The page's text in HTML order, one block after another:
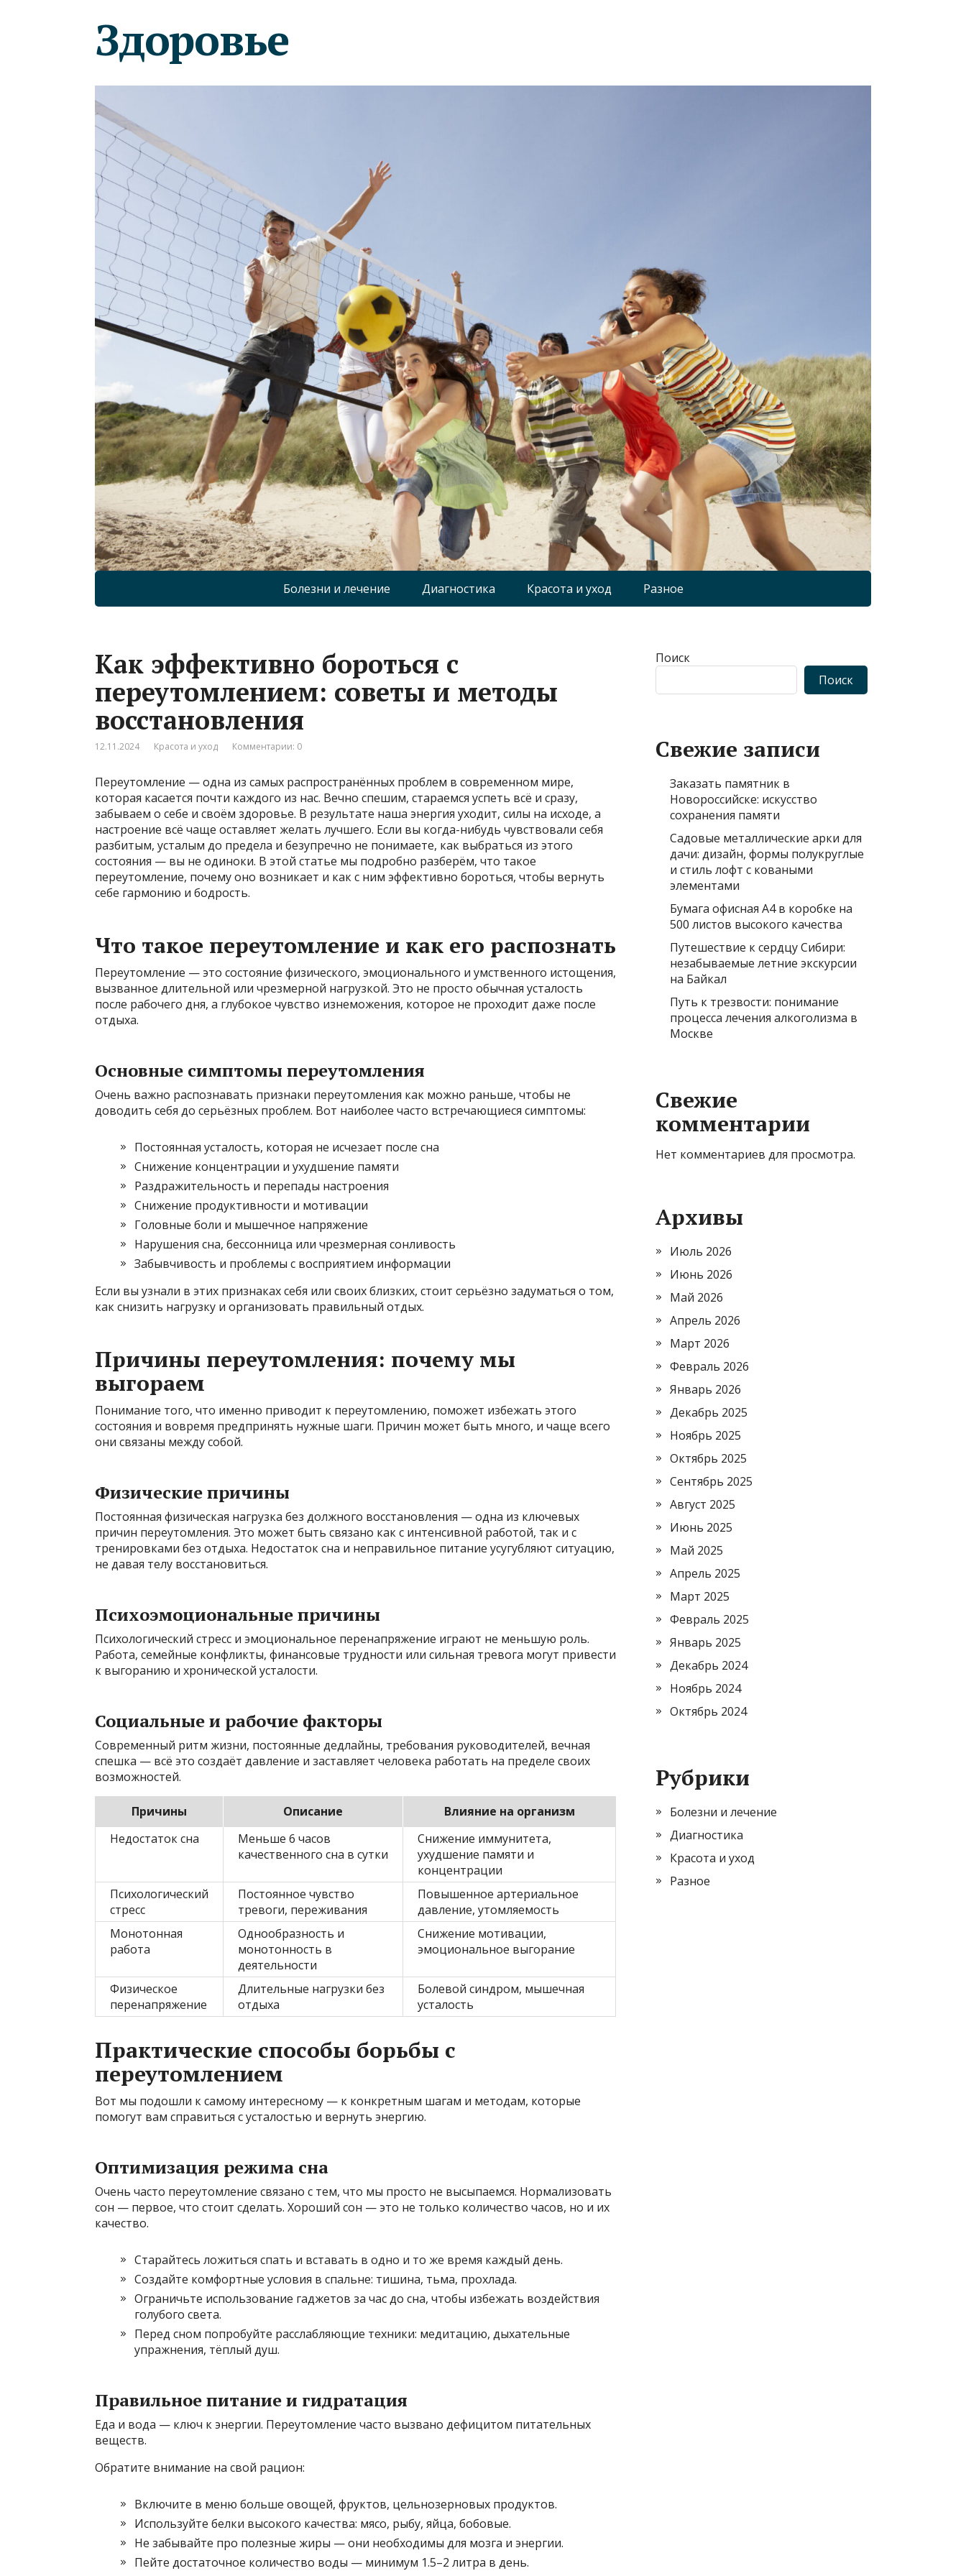
Здоровье
Болезни и лечение Диагностика Красота и уход Разное
Как эффективно бороться с
переутомлением: советы и методы
восстановления
12.11.2024 Красота и уход Комментарии: 0
Переутомление — одна из самых распространённых проблем в современном мире,
которая касается почти каждого из нас. Вечно спешим, стараемся успеть всё и сразу,
забываем о себе и своём здоровье. В результате наша энергия уходит, силы на исходе, а
настроение всё чаще оставляет желать лучшего. Если вы когда-нибудь чувствовали себя
разбитым, усталым до предела и безупречно не понимаете, как выбраться из этого
состояния — вы не одиноки. В этой статье мы подробно разберём, что такое
переутомление, почему оно возникает и как с ним эффективно бороться, чтобы вернуть
себе гармонию и бодрость.
Что такое переутомление и как его распознать
Переутомление — это состояние физического, эмоционального и умственного истощения,
вызванное длительной или чрезмерной нагрузкой. Это не просто обычная усталость
после рабочего дня, а глубокое чувство изнеможения, которое не проходит даже после
отдыха.
Основные симптомы переутомления
Очень важно распознавать признаки переутомления как можно раньше, чтобы не
доводить себя до серьёзных проблем. Вот наиболее часто встречающиеся симптомы:
Постоянная усталость, которая не исчезает после сна
Снижение концентрации и ухудшение памяти
Раздражительность и перепады настроения
Снижение продуктивности и мотивации
Головные боли и мышечное напряжение
Нарушения сна, бессонница или чрезмерная сонливость
Забывчивость и проблемы с восприятием информации
Если вы узнали в этих признаках себя или своих близких, стоит серьёзно задуматься о том,
как снизить нагрузку и организовать правильный отдых.
Причины переутомления: почему мы
выгораем
Понимание того, что именно приводит к переутомлению, поможет избежать этого
состояния и вовремя предпринять нужные шаги. Причин может быть много, и чаще всего
они связаны между собой.
Физические причины
Постоянная физическая нагрузка без должного восстановления — одна из ключевых
причин переутомления. Это может быть связано как с интенсивной работой, так и с
тренировками без отдыха. Недостаток сна и неправильное питание усугубляют ситуацию,
не давая телу восстановиться.
Психоэмоциональные причины
Психологический стресс и эмоциональное перенапряжение играют не меньшую роль.
Работа, семейные конфликты, финансовые трудности или сильная тревога могут привести
к выгоранию и хронической усталости.
Социальные и рабочие факторы
Современный ритм жизни, постоянные дедлайны, требования руководителей, вечная
спешка — всё это создаёт давление и заставляет человека работать на пределе своих
возможностей.
Причины Описание
Влияние на организм
Недостаток сна
Меньше 6 часов
качественного сна в сутки
Снижение иммунитета,
ухудшение памяти и
концентрации
Психологический
стресс
Постоянное чувство
тревоги, переживания
Повышенное артериальное
давление, утомляемость
Монотонная
работа
Однообразность и
монотонность в
деятельности
Снижение мотивации,
эмоциональное выгорание
Физическое
перенапряжение
Длительные нагрузки без
отдыха
Болевой синдром, мышечная
усталость
Практические способы борьбы с
переутомлением
Вот мы подошли к самому интересному — к конкретным шагам и методам, которые
помогут вам справиться с усталостью и вернуть энергию.
Оптимизация режима сна
Очень часто переутомление связано с тем, что мы просто не высыпаемся. Нормализовать
сон — первое, что стоит сделать. Хороший сон — это не только количество часов, но и их
качество.
Старайтесь ложиться спать и вставать в одно и то же время каждый день.
Создайте комфортные условия в спальне: тишина, тьма, прохлада.
Ограничьте использование гаджетов за час до сна, чтобы избежать воздействия
голубого света.
Перед сном попробуйте расслабляющие техники: медитацию, дыхательные
упражнения, тёплый душ.
Правильное питание и гидратация
Еда и вода — ключ к энергии. Переутомление часто вызвано дефицитом питательных
веществ.
Обратите внимание на свой рацион:
Включите в меню больше овощей, фруктов, цельнозерновых продуктов.
Используйте белки высокого качества: мясо, рыбу, яйца, бобовые.
Не забывайте про полезные жиры — они необходимы для мозга и энергии.
Пейте достаточное количество воды — минимум 1.5–2 литра в день.
Поиск
Поиск
Свежие записи
Заказать памятник в
Новороссийске: искусство
сохранения памяти
Садовые металлические арки для
дачи: дизайн, формы полукруглые
и стиль лофт с коваными
элементами
Бумага офисная А4 в коробке на
500 листов высокого качества
Путешествие к сердцу Сибири:
незабываемые летние экскурсии
на Байкал
Путь к трезвости: понимание
процесса лечения алкоголизма в
Москве
Свежие
комментарии
Нет комментариев для просмотра.
Архивы
Июль 2026
Июнь 2026
Май 2026
Апрель 2026
Март 2026
Февраль 2026
Январь 2026
Декабрь 2025
Ноябрь 2025
Октябрь 2025
Сентябрь 2025
Август 2025
Июнь 2025
Май 2025
Апрель 2025
Март 2025
Февраль 2025
Январь 2025
Декабрь 2024
Ноябрь 2024
Октябрь 2024
Рубрики
Болезни и лечение
Диагностика
Красота и уход
Разное